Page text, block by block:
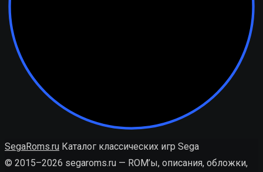
SegaRoms.ru Каталог классических игр Sega
© 2015–2026 segaroms.ru — ROM’ы, описания, обложки,